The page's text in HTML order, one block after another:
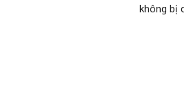
không bị